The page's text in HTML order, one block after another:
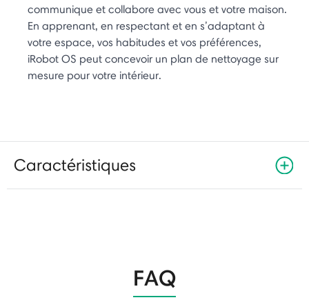
communique et collabore avec vous et votre maison.
En apprenant, en respectant et en s’adaptant à
votre espace, vos habitudes et vos préférences,
iRobot OS peut concevoir un plan de nettoyage sur
mesure pour votre intérieur.
Caractéristiques
FAQ